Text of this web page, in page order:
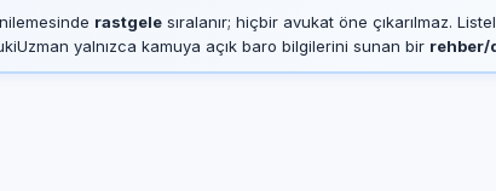
rastgelesıralanır; hiçbir avukat öne çıkarılmaz.
yalnızca kamuya açık baro bilgilerini sunan bir rehber/